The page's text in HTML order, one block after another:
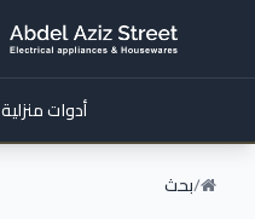
أدوات منزلية
/بحث